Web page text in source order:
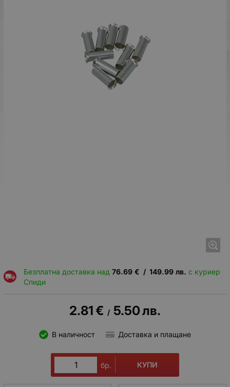
Безплатна доставка над 76.69 € / 149.99 лв. с куриер
Спиди
2.81€ / 5.50лв.
В наличност Доставка и плащане
бр. КУПИ